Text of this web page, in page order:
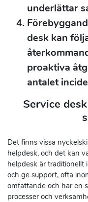
underlättar
desk kan
proaktiva
antalet
Service
Det finns vissa
helpdesk, och det kan
helpdesk är traditionellt
och ge support, ofta
omfattande och har en
processer och